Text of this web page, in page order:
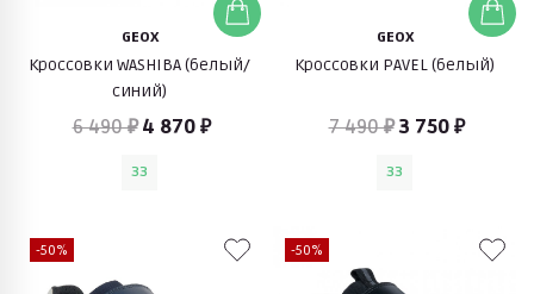
GEOX
Кроссовки WASHIBA (белый/
синий)
6 490 ₽ 4 870 ₽
33
GEOX
Кроссовки PAVEL (белый)
7 490 ₽3 750 ₽
33
-50% -50%